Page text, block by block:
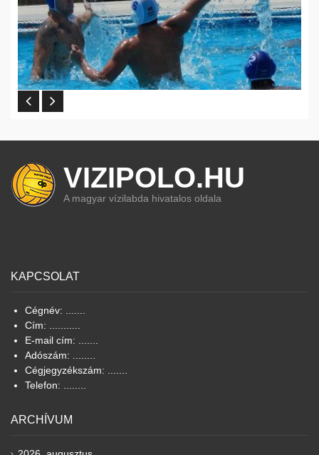
VIZIPOLO.HU
A magyar vízilabda hivatalos oldala
KAPCSOLAT
Cégnév: .......
Cím: ...........
E-mail cím: .......
Adószám: ........
Cégjegyzékszám: .......
Telefon: ........
ARCHÍVUM